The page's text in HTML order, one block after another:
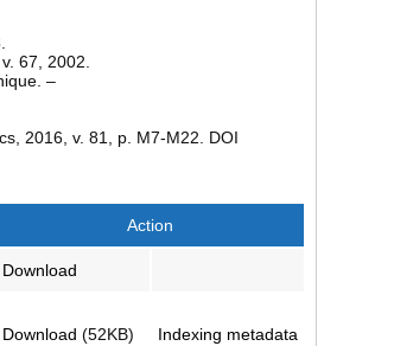
67, 2002.
–
2016, v. 81, р. M7-M22. DOI
Action
Download
Download (52KB) Indexing metadata